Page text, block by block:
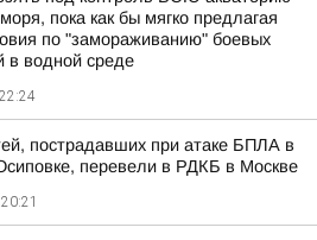
пока как бы мягко предлагая
по "замораживанию" боевых
в водной среде
пострадавших при атаке БПЛА в
перевели в РДКБ в Москве